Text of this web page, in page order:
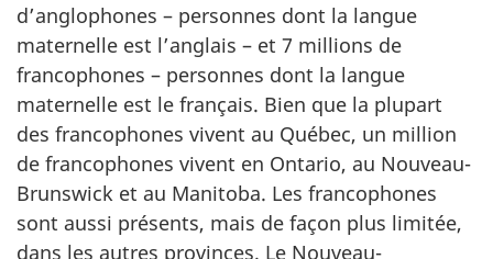
d’anglophones – personnes dont la langue
maternelle est l’anglais – et 7 millions de
francophones – personnes dont la langue
maternelle est le français. Bien que la plupart
des francophones vivent au Québec, un million
de francophones vivent en Ontario, au Nouveau-
Brunswick et au Manitoba. Les francophones
sont aussi présents, mais de façon plus limitée,
dans les autres provinces. Le Nouveau-